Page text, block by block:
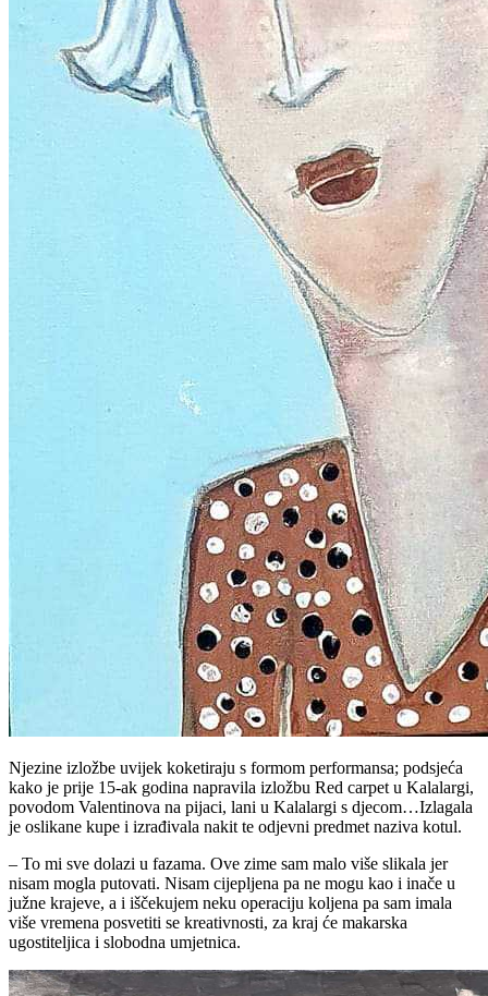
Njezine izložbe uvijek koketiraju s formom performansa; podsjeća
kako je prije 15-ak godina napravila izložbu Red carpet u Kalalargi,
povodom Valentinova na pijaci, lani u Kalalargi s djecom…Izlagala
je oslikane kupe i izrađivala nakit te odjevni predmet naziva kotul.
– To mi sve dolazi u fazama. Ove zime sam malo više slikala jer
nisam mogla putovati. Nisam cijepljena pa ne mogu kao i inače u
južne krajeve, a i iščekujem neku operaciju koljena pa sam imala
više vremena posvetiti se kreativnosti, za kraj će makarska
ugostiteljica i slobodna umjetnica.